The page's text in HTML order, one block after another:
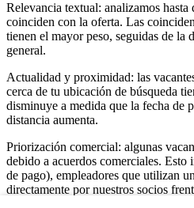
Relevancia textual: analizamos hasta
coinciden con la oferta. Las
tienen el mayor peso, seguidas de la
general.
Actualidad y proximidad: las
cerca de tu ubicación de búsqueda
disminuye a medida que la fecha de
distancia aumenta.
Priorización comercial: algunas
debido a acuerdos comerciales.
de pago), empleadores que utilizan
directamente por nuestros socios